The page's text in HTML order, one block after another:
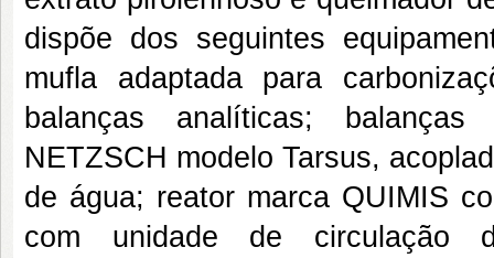
dispõe dos seguintes
mufla adaptada para
balanças analíticas; balanças
NETZSCH modelo Tarsus,
de água; reator marca QUIMIS
com unidade de circulação